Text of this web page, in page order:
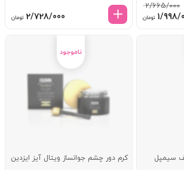
2/665/000
1/998/ تومانقیمت
فعلی:
2/728/000 تومان
سیمپل کرم دور چشم جوانساز ویتال آیز ایزدین